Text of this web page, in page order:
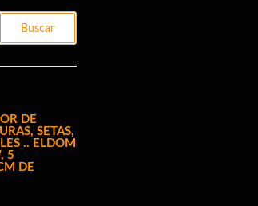
DE
SETAS,
.. ELDOM
5
DE